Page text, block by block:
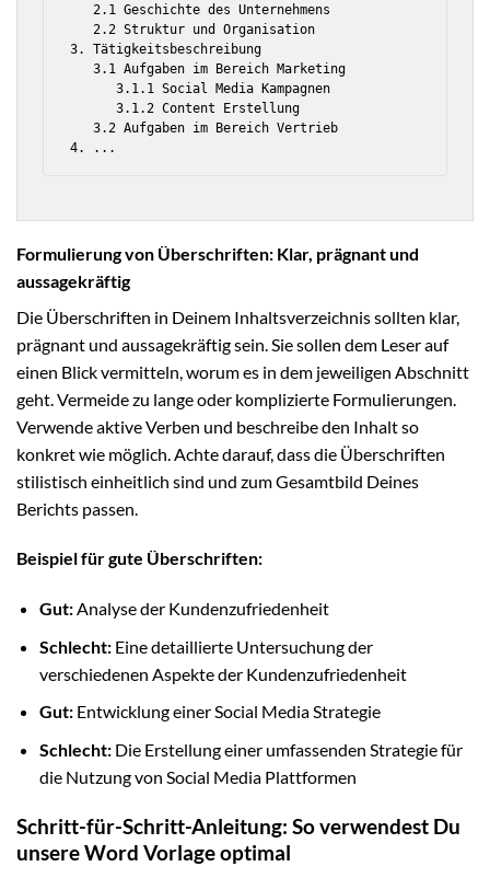
   2.1 Geschichte des Unternehmens
   2.2 Struktur und Organisation
3. Tätigkeitsbeschreibung
   3.1 Aufgaben im Bereich Marketing
      3.1.1 Social Media Kampagnen
      3.1.2 Content Erstellung
   3.2 Aufgaben im Bereich Vertrieb
Formulierung von Überschriften: Klar, prägnant und
aussagekräftig
Die Überschriften in Deinem Inhaltsverzeichnis sollten klar,
prägnant und aussagekräftig sein. Sie sollen dem Leser auf
einen Blick vermitteln, worum es in dem jeweiligen Abschnitt
geht. Vermeide zu lange oder komplizierte Formulierungen.
Verwende aktive Verben und beschreibe den Inhalt so
konkret wie möglich. Achte darauf, dass die Überschriften
stilistisch einheitlich sind und zum Gesamtbild Deines
Berichts passen.
Beispiel für gute Überschriften:
Gut:Analyse der Kundenzufriedenheit
Schlecht:Eine detaillierte Untersuchung der
verschiedenen Aspekte der Kundenzufriedenheit
Gut:Entwicklung einer Social Media Strategie
Schlecht:Die Erstellung einer umfassenden Strategie für
die Nutzung von Social Media Plattformen
Schritt-für-Schritt-Anleitung: So verwendest Du
unsere Word Vorlage optimal